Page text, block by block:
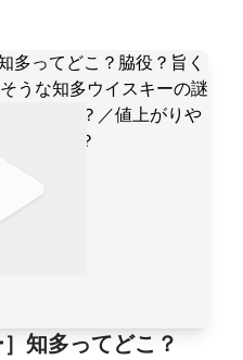
、っていう具材をあえて
やら〜 BGM : MusMu
Dova Syndrome
知多ってどこ？